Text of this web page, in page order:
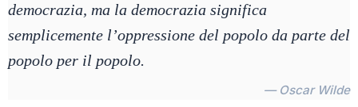
democrazia, ma la democrazia significa
semplicemente l’oppressione del popolo da parte del
popolo per il popolo.
— Oscar Wilde